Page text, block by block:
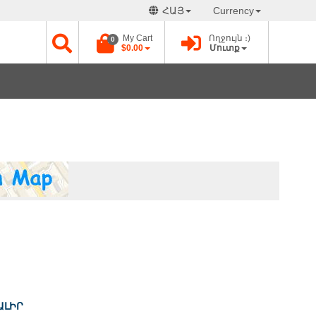
ՀԱՅ Currency
My Cart
0
$0.00
Ողջույն ։)
Մուտք